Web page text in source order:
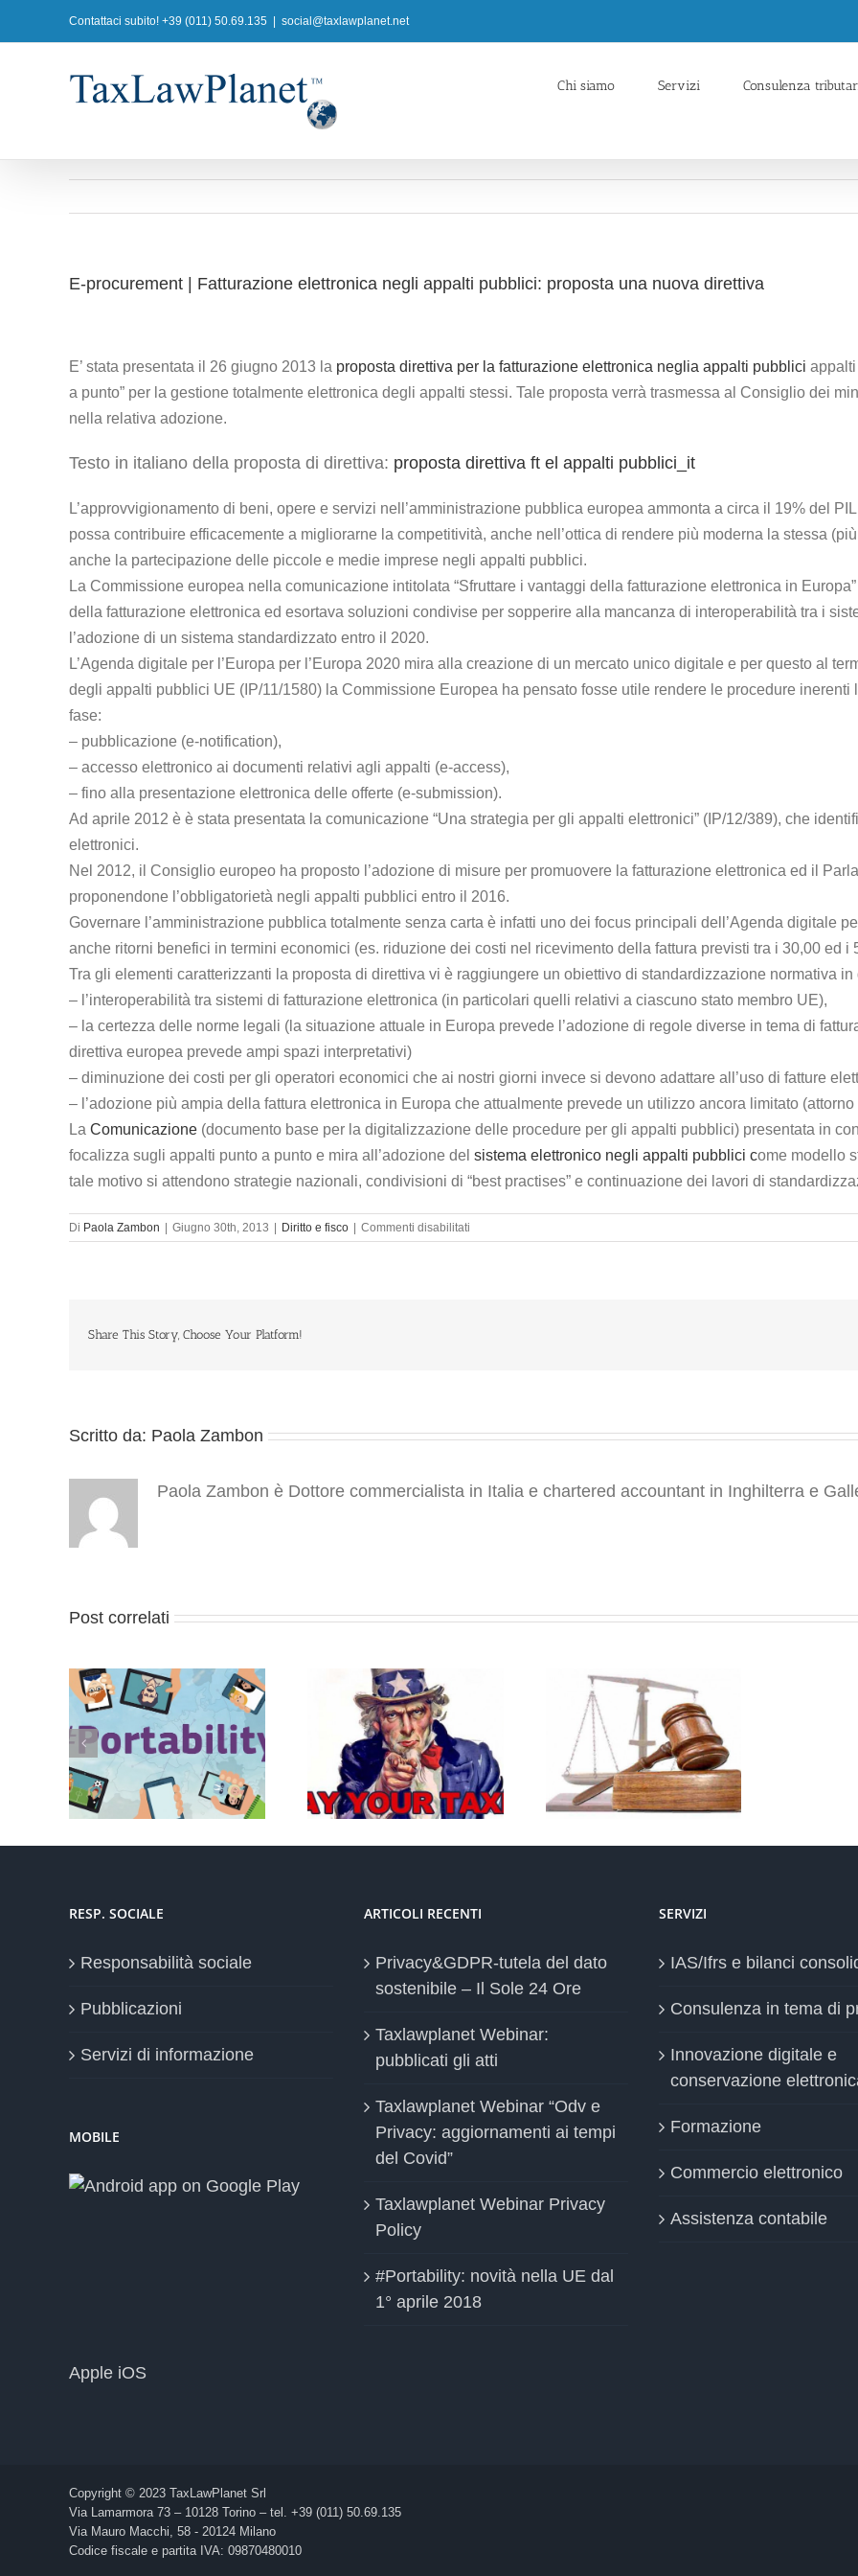
al
Contattaci subito! +39 (011) 50.69.135 social@taxlawplanet.net
Chi siamo Servizi Consulenza
E-procurement | Fatturazione elettronica negli appalti pubblici: proposta una nuova direttiva
E’ stata presentata il 26 giugno 2013 la proposta direttiva per la fatturazione elettronica neglia appalti pubblici
a punto” per la gestione totalmente elettronica degli appalti stessi. Tale proposta verrà trasmessa al Consiglio dei
nella relativa adozione.
Testo in italiano della proposta di direttiva: proposta direttiva ft el appalti pubblici_it
L’approvvigionamento di beni, opere e servizi nell’amministrazione pubblica europea ammonta a circa il 19% del
possa contribuire efficacemente a migliorarne la competitività, anche nell’ottica di rendere più moderna la stessa
anche la partecipazione delle piccole e medie imprese negli appalti pubblici.
La Commissione europea nella comunicazione intitolata “Sfruttare i vantaggi della fatturazione elettronica in
della fatturazione elettronica ed esortava soluzioni condivise per sopperire alla mancanza di interoperabilità tra i
l’adozione di un sistema standardizzato entro il 2020.
L’Agenda digitale per l’Europa per l’Europa 2020 mira alla creazione di un mercato unico digitale e per questo al
degli appalti pubblici UE (IP/11/1580) la Commissione Europea ha pensato fosse utile rendere le procedure
fase:
– pubblicazione (e-notification),
– accesso elettronico ai documenti relativi agli appalti (e-access),
– fino alla presentazione elettronica delle offerte (e-submission).
Ad aprile 2012 è è stata presentata la comunicazione “Una strategia per gli appalti elettronici” (IP/12/389), che
elettronici.
Nel 2012, il Consiglio europeo ha proposto l’adozione di misure per promuovere la fatturazione elettronica ed il
proponendone l’obbligatorietà negli appalti pubblici entro il 2016.
Governare l’amministrazione pubblica totalmente senza carta è infatti uno dei focus principali dell’Agenda digitale
anche ritorni benefici in termini economici (es. riduzione dei costi nel ricevimento della fattura previsti tra i 30,00 ed i
Tra gli elementi caratterizzanti la proposta di direttiva vi è raggiungere un obiettivo di standardizzazione normativa in
– l’interoperabilità tra sistemi di fatturazione elettronica (in particolari quelli relativi a ciascuno stato membro UE),
– la certezza delle norme legali (la situazione attuale in Europa prevede l’adozione di regole diverse in tema di
direttiva europea prevede ampi spazi interpretativi)
– diminuzione dei costi per gli operatori economici che ai nostri giorni invece si devono adattare all’uso di fatture
– l’adozione più ampia della fattura elettronica in Europa che attualmente prevede un utilizzo ancora limitato (attorno
La Comunicazione (documento base per la digitalizzazione delle procedure per gli appalti pubblici) presentata in
focalizza sugli appalti punto a punto e mira all’adozione del sistema elettronico negli appalti pubblici come modello
tale motivo si attendono strategie nazionali, condivisioni di “best practises” e continuazione dei lavori di
Di Paola Zambon Giugno 30th, 2013 Diritto e fisco Commenti disabilitati
E-
direttiva
Share This Story, Choose Your Platform!
Scritto da: Paola Zambon
Paola Zambon è Dottore commercialista in Italia e chartered accountant in Inghilterra e
Post correlati
Conservazione elettronica
documenti a rilevanza
tributaria: termini
Controllo delle email dei
lavoratori: datori di lavoro
più cauti
RESP. SOCIALE
Responsabilità sociale
Pubblicazioni
Servizi di informazione
MOBILE
Apple iOS
ARTICOLI RECENTI
Privacy&GDPR-tutela del dato
sostenibile – Il Sole 24 Ore
Taxlawplanet Webinar:
pubblicati gli atti
Taxlawplanet Webinar “Odv e
Privacy: aggiornamenti ai tempi
del Covid”
Taxlawplanet Webinar Privacy
Policy
#Portability: novità nella UE dal
1° aprile 2018
SERVIZI
IAS/Ifrs e bilanci
Consulenza in tema di
Innovazione digitale e
conservazione
Formazione
Commercio elettronico
Assistenza contabile
Copyright © 2023 TaxLawPlanet Srl
Via Lamarmora 73 – 10128 Torino – tel. +39 (011) 50.69.135
Via Mauro Macchi, 58 - 20124 Milano
Codice fiscale e partita IVA: 09870480010